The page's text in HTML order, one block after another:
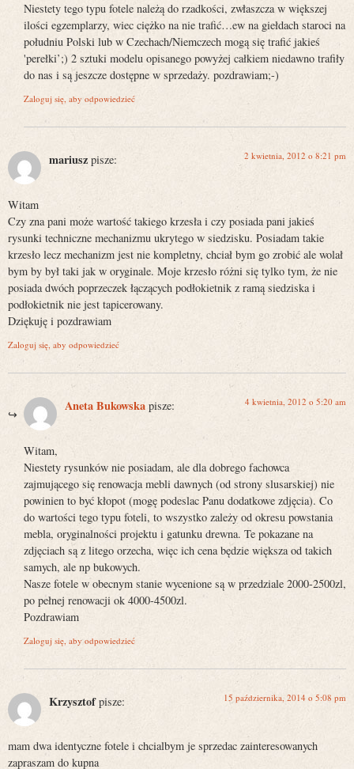
Niestety tego typu fotele należą do rzadkości, zwłaszcza w większej
ilości egzemplarzy, wiec ciężko na nie trafić…ew na giełdach staroci na
południu Polski lub w Czechach/Niemczech mogą się trafić jakieś
'perełki’;) 2 sztuki modelu opisanego powyżej całkiem niedawno trafiły
do nas i są jeszcze dostępne w sprzedaży. pozdrawiam;-)
Zaloguj się, aby odpowiedzieć
mariusz pisze: 2 kwietnia, 2012 o 8:21 pm
Witam
Czy zna pani może wartość takiego krzesła i czy posiada pani jakieś
rysunki techniczne mechanizmu ukrytego w siedzisku. Posiadam takie
krzesło lecz mechanizm jest nie kompletny, chciał bym go zrobić ale wolał
bym by był taki jak w oryginale. Moje krzesło różni się tylko tym, że nie
posiada dwóch poprzeczek łączących podłokietnik z ramą siedziska i
podłokietnik nie jest tapicerowany.
Dziękuję i pozdrawiam
Zaloguj się, aby odpowiedzieć
Aneta Bukowska pisze: 4 kwietnia, 2012 o 5:20 am
Witam,
Niestety rysunków nie posiadam, ale dla dobrego fachowca
zajmującego się renowacja mebli dawnych (od strony slusarskiej) nie
powinien to być kłopot (mogę podeslac Panu dodatkowe zdjęcia). Co
do wartości tego typu foteli, to wszystko zależy od okresu powstania
mebla, oryginalności projektu i gatunku drewna. Te pokazane na
zdjęciach są z litego orzecha, więc ich cena będzie większa od takich
samych, ale np bukowych.
Nasze fotele w obecnym stanie wycenione są w przedziale 2000-2500zl,
po pełnej renowacji ok 4000-4500zl.
Pozdrawiam
Zaloguj się, aby odpowiedzieć
Krzysztof pisze: 15 października, 2014 o 5:08 pm
mam dwa identyczne fotele i chcialbym je sprzedac zainteresowanych
zapraszam do kupna